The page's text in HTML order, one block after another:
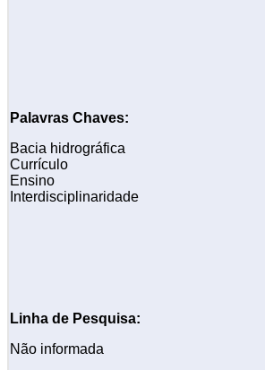
Palavras Chaves:
Bacia hidrográfica
Currículo
Ensino
Interdisciplinaridade
Linha de Pesquisa:
Não informada